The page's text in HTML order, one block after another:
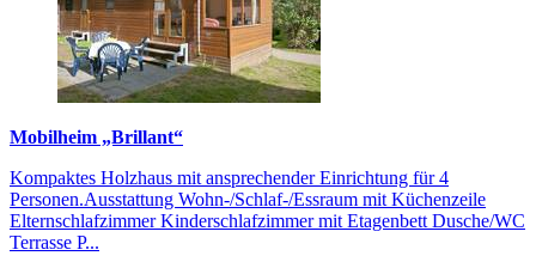
Mobilheim „Brillant“
Kompaktes Holzhaus mit ansprechender Ein­richtung für 4
Personen.Ausstattung Wohn-/Schlaf-/Essraum mit Küchenzeile
Elternschlafzimmer Kinderschlaf­zimmer mit Etagenbett Dusche/WC
Terrasse P...